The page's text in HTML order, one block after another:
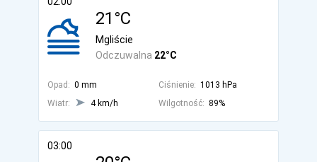
21°C
Odczuwalna 22°C
Mgliście
Opad: 0 mm Ciśnienie: 1013 hPa
Wiatr:
4 km/h Wilgotność: 89%
03:00